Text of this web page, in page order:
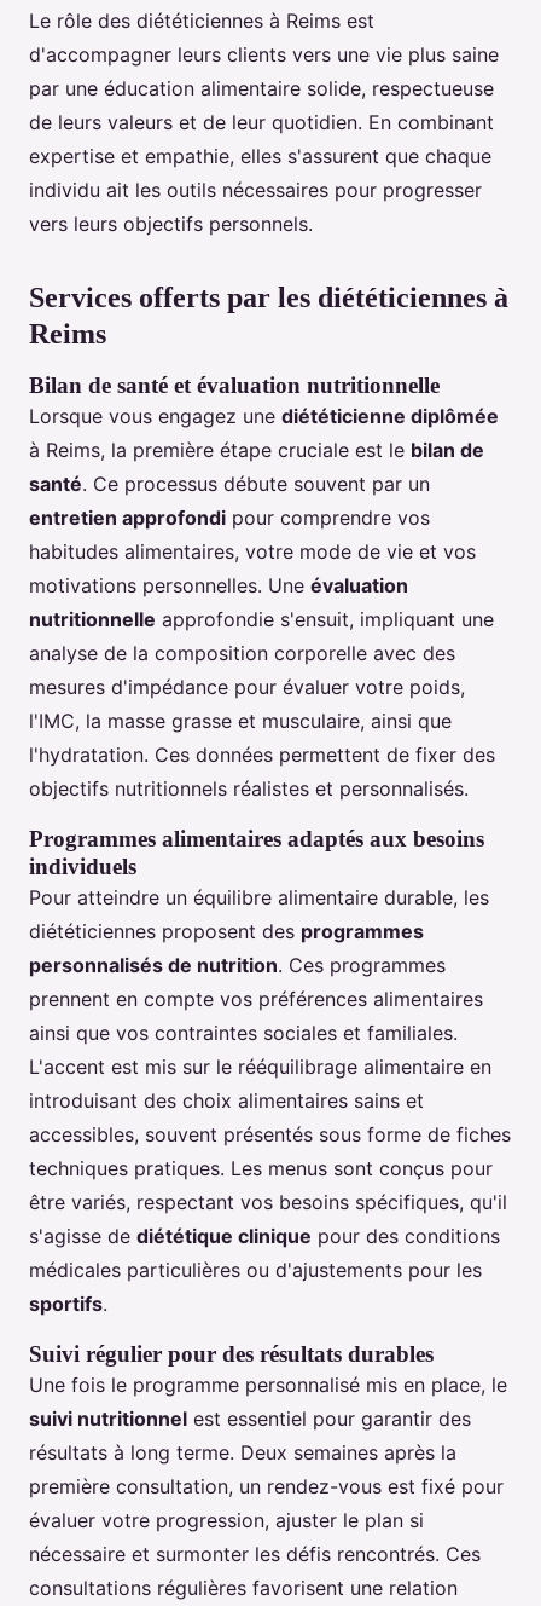
Le rôle des diététiciennes à Reims est
d'accompagner leurs clients vers une vie plus saine
par une éducation alimentaire solide, respectueuse
de leurs valeurs et de leur quotidien. En combinant
expertise et empathie, elles s'assurent que chaque
individu ait les outils nécessaires pour progresser
vers leurs objectifs personnels.
Services offerts par les diététiciennes à
Reims
Bilan de santé et évaluation nutritionnelle
Lorsque vous engagez une diététicienne diplômée
à Reims, la première étape cruciale est le bilan de
santé. Ce processus débute souvent par un
entretien approfondi pour comprendre vos
habitudes alimentaires, votre mode de vie et vos
motivations personnelles. Une évaluation
nutritionnelle approfondie s'ensuit, impliquant une
analyse de la composition corporelle avec des
mesures d'impédance pour évaluer votre poids,
l'IMC, la masse grasse et musculaire, ainsi que
l'hydratation. Ces données permettent de fixer des
objectifs nutritionnels réalistes et personnalisés.
Programmes alimentaires adaptés aux besoins
individuels
Pour atteindre un équilibre alimentaire durable, les
diététiciennes proposent des programmes
personnalisés de nutrition. Ces programmes
prennent en compte vos préférences alimentaires
ainsi que vos contraintes sociales et familiales.
L'accent est mis sur le rééquilibrage alimentaire en
introduisant des choix alimentaires sains et
accessibles, souvent présentés sous forme de fiches
techniques pratiques. Les menus sont conçus pour
être variés, respectant vos besoins spécifiques, qu'il
s'agisse de diététique clinique pour des conditions
médicales particulières ou d'ajustements pour les
sportifs.
Suivi régulier pour des résultats durables
Une fois le programme personnalisé mis en place, le
suivi nutritionnel est essentiel pour garantir des
résultats à long terme. Deux semaines après la
première consultation, un rendez-vous est fixé pour
évaluer votre progression, ajuster le plan si
nécessaire et surmonter les défis rencontrés. Ces
consultations régulières favorisent une relation